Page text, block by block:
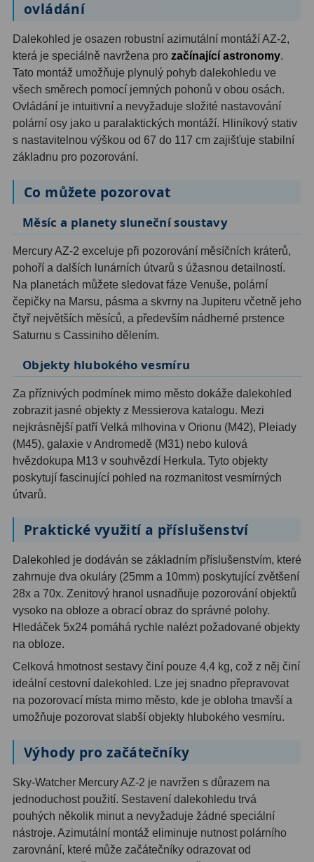
Azimutální AZ
Paralaktické EQ
Fotografické montáže5
Stativy a pilíře 3
Objímky10
Motory a pohony
Seřízení22
Laserové kolimátory6
Optické kolimátory11
Umělé hvězdy5
Zrcátka a hranoly61
Diagonální zrcátka36
Diagonální hranoly 7
Amici hranoly 45° 11
Planetární kamery19
Deep-Sky kamery 28
Guiding kamery
T-kroužky16
Adaptéry projekční11
Adaptéry M4833
Filtry L-RGB7
Filtry IR-Pass6
Filtry IR-Block10
ovládání
Dalekohled je osazen robustní azimutální montáží AZ-2,
která je speciálně navržena pro začínající astronomy.
Tato montáž umožňuje plynulý pohyb dalekohledu ve
všech směrech pomocí jemných pohonů v obou osách.
Ovládání je intuitivní a nevyžaduje složité nastavování
polární osy jako u paralaktických montáží. Hliníkový stativ
s nastavitelnou výškou od 67 do 117 cm zajišťuje stabilní
základnu pro pozorování.
Co můžete pozorovat
Měsíc a planety sluneční soustavy
Mercury AZ-2 exceluje při pozorování měsíčních kráterů,
pohoří a dalších lunárních útvarů s úžasnou detailností.
Na planetách můžete sledovat fáze Venuše, polární
čepičky na Marsu, pásma a skvrny na Jupiteru včetně jeho
čtyř největších měsíců, a především nádherné prstence
Saturnu s Cassiniho dělením.
Objekty hlubokého vesmíru
Za příznivých podmínek mimo město dokáže dalekohled
zobrazit jasné objekty z Messierova katalogu. Mezi
nejkrásnější patří Velká mlhovina v Orionu (M42), Pleiady
(M45), galaxie v Andromedě (M31) nebo kulová
hvězdokupa M13 v souhvězdí Herkula. Tyto objekty
poskytují fascinující pohled na rozmanitost vesmírných
útvarů.
Praktické využití a příslušenství
Dalekohled je dodáván se základním příslušenstvím, které
zahrnuje dva okuláry (25mm a 10mm) poskytující zvětšení
28x a 70x. Zenitový hranol usnadňuje pozorování objektů
vysoko na obloze a obrací obraz do správné polohy.
Hledáček 5x24 pomáhá rychle nalézt požadované objekty
na obloze.
Celková hmotnost sestavy činí pouze 4,4 kg, což z něj činí
ideální cestovní dalekohled. Lze jej snadno přepravovat
na pozorovací místa mimo město, kde je obloha tmavší a
umožňuje pozorovat slabší objekty hlubokého vesmíru.
Výhody pro začátečníky
Sky-Watcher Mercury AZ-2 je navržen s důrazem na
jednoduchost použití. Sestavení dalekohledu trvá
pouhých několik minut a nevyžaduje žádné speciální
nástroje. Azimutální montáž eliminuje nutnost polárního
zarovnání, které může začátečníky odrazovat od